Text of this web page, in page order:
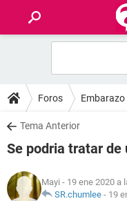
FOROS
SALUD
FAMILIA
NUTRICIÓN
Foros Embarazo
Tema Anterior
Se podria tratar de
Mayi - 19 ene 2020 a
SR.chumlee - 19